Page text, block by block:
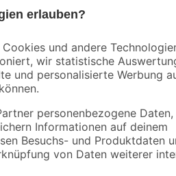
3,29
Der Klingelknopf aus dem Hause
gefertigt. Verwenden Sie zur
beschränken Sie sich auf ein